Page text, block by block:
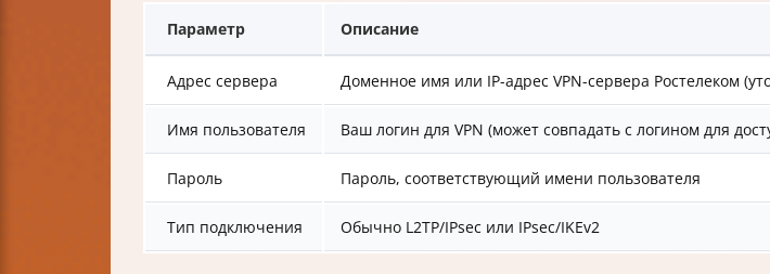
Параметр Описание
Адрес сервера Доменное имя или IP-адрес VPN-сервера Ростелеком
Имя пользователя Ваш логин для VPN (может совпадать с логином для
Пароль Пароль, соответствующий имени пользователя
Тип подключения Обычно L2TP/IPsec или IPsec/IKEv2